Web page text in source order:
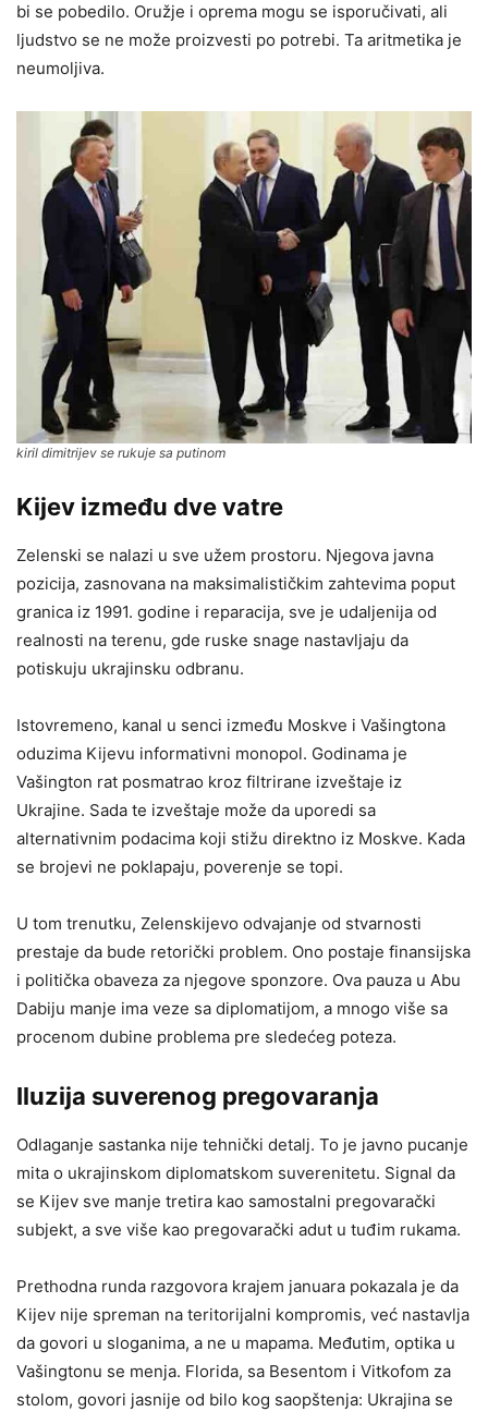
bi se pobedilo. Oružje i oprema mogu se isporučivati, ali
ljudstvo se ne može proizvesti po potrebi. Ta aritmetika je
neumoljiva.
kiril dimitrijev se rukuje sa putinom
Kijev između dve vatre
Zelenski se nalazi u sve užem prostoru. Njegova javna
pozicija, zasnovana na maksimalističkim zahtevima poput
granica iz 1991. godine i reparacija, sve je udaljenija od
realnosti na terenu, gde ruske snage nastavljaju da
potiskuju ukrajinsku odbranu.
Istovremeno, kanal u senci između Moskve i Vašingtona
oduzima Kijevu informativni monopol. Godinama je
Vašington rat posmatrao kroz filtrirane izveštaje iz
Ukrajine. Sada te izveštaje može da uporedi sa
alternativnim podacima koji stižu direktno iz Moskve. Kada
se brojevi ne poklapaju, poverenje se topi.
U tom trenutku, Zelenskijevo odvajanje od stvarnosti
prestaje da bude retorički problem. Ono postaje finansijska
i politička obaveza za njegove sponzore. Ova pauza u Abu
Dabiju manje ima veze sa diplomatijom, a mnogo više sa
procenom dubine problema pre sledećeg poteza.
Iluzija suverenog pregovaranja
Odlaganje sastanka nije tehnički detalj. To je javno pucanje
mita o ukrajinskom diplomatskom suverenitetu. Signal da
se Kijev sve manje tretira kao samostalni pregovarački
subjekt, a sve više kao pregovarački adut u tuđim rukama.
Prethodna runda razgovora krajem januara pokazala je da
Kijev nije spreman na teritorijalni kompromis, već nastavlja
da govori u sloganima, a ne u mapama. Međutim, optika u
Vašingtonu se menja. Florida, sa Besentom i Vitkofom za
stolom, govori jasnije od bilo kog saopštenja: Ukrajina se